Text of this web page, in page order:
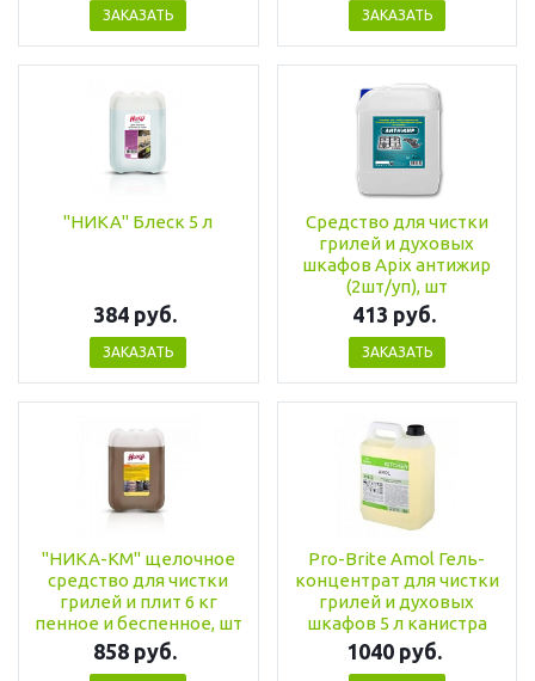
ЗАКАЗАТЬ ЗАКАЗАТЬ
"НИКА" Блеск 5 л
384 руб.
ЗАКАЗАТЬ
Средство для чистки
грилей и духовых
шкафов Apix антижир
(2шт/уп), шт
413 руб.
ЗАКАЗАТЬ
"НИКА-КМ" щелочное
средство для чистки
грилей и плит 6 кг
пенное и беспенное, шт
858 руб.
Pro-Brite Amol Гель-
концентрат для чистки
грилей и духовых
шкафов 5 л канистра
1040 руб.